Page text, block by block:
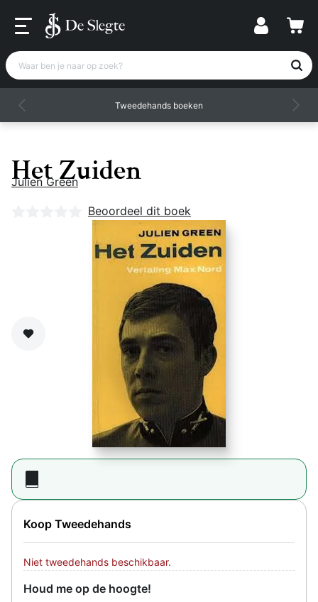
Waar ben je naar op zoek?
Tweedehands boeken
Het Zuiden
Julien Green
Nog geen beoordelingen
Beoordeel dit boek
Koop Tweedehands
Niet tweedehands beschikbaar.
Houd me op de hoogte!